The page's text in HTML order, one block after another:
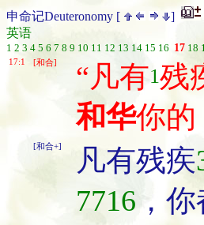
申命记Deuteronomy [ ]
英语
1 2 3 4 5 6 7 8 9 10 11 12 13 14 15 16 17 18
17:1 [和合] “凡有1残
和华你的
[和合+] 凡有残疾
7716，